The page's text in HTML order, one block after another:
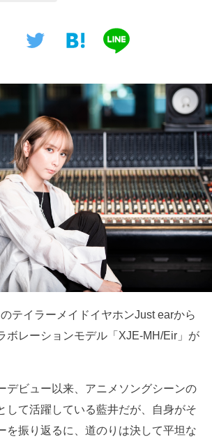
テイラーメイドイヤホンJust earから
ボレーションモデル「XJE-MH/Eir」が
デビュー以来、アニメソングシーンの
して活躍している藍井だが、自身がそ
を振り返るに、道のりは決して平坦な